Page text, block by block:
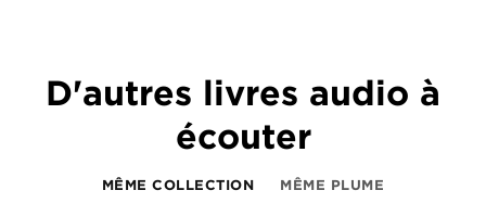
D'autres livres audio à
écouter
MÊME COLLECTION MÊME PLUME